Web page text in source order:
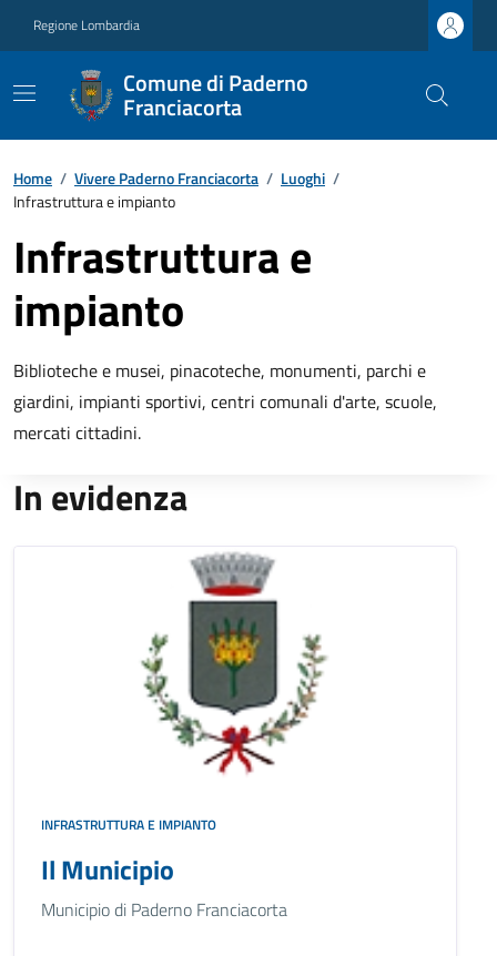
Regione Lombardia
Comune di Paderno
Franciacorta
Home / Vivere Paderno Franciacorta / Luoghi /
Infrastruttura e impianto
Infrastruttura e
impianto
Biblioteche e musei, pinacoteche, monumenti, parchi e
giardini, impianti sportivi, centri comunali d'arte, scuole,
mercati cittadini.
In evidenza
INFRASTRUTTURA E IMPIANTO
Il Municipio
Municipio di Paderno Franciacorta